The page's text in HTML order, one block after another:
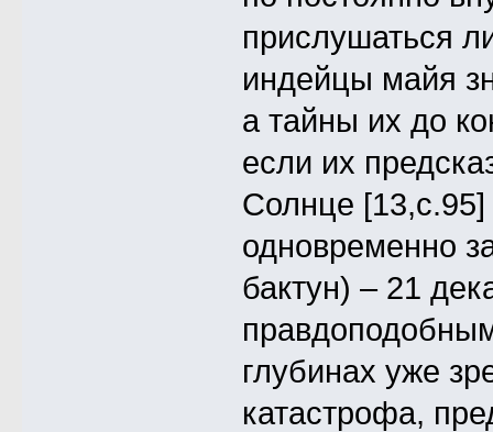
прислушаться
индейцы майя
а тайны их до
если их
Солнце
одновременно
бактун) – 21
глубинах уже
катастрофа,